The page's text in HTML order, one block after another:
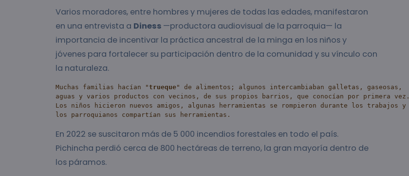
Varios moradores, entre hombres y mujeres de todas las edades, manifestaron
en una entrevista a Diness —productora audiovisual de la parroquia— la
importancia de incentivar la práctica ancestral de la minga en los niños y
jóvenes para fortalecer su participación dentro de la comunidad y su vínculo con
la naturaleza.
Muchas familias hacían "trueque" de alimentos; algunos intercambiaban galletas, gaseosas,
aguas y varios productos con vecinos, de sus propios barrios, que conocían por primera vez.
Los niños hicieron nuevos amigos, algunas herramientas se rompieron durante los trabajos y
los parroquianos compartían sus herramientas.
En 2022 se suscitaron más de 5 000 incendios forestales en todo el país.
Pichincha perdió cerca de 800 hectáreas de terreno, la gran mayoría dentro de
los páramos.